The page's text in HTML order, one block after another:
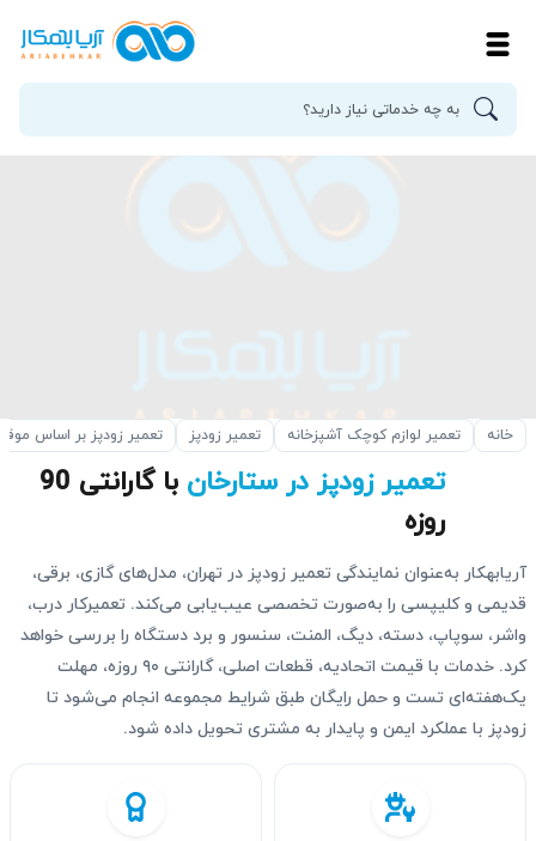
خانه تعمیر لوازم کوچک آشپزخانه تعمیر زودپز تعمیر زودپز بر اساس
تعمیر زودپز در ستارخان
با گارانتی 90
روزه
آریابهکار به‌عنوان نمایندگی تعمیر زودپز در تهران، مدل‌های گازی، برقی،
قدیمی و کلیپسی را به‌صورت تخصصی عیب‌یابی می‌کند. تعمیرکار درب،
واشر، سوپاپ، دسته، دیگ، المنت، سنسور و برد دستگاه را بررسی خواهد
کرد. خدمات با قیمت اتحادیه، قطعات اصلی، گارانتی ۹۰ روزه، مهلت
یک‌هفته‌ای تست و حمل رایگان طبق شرایط مجموعه انجام می‌شود تا
زودپز با عملکرد ایمن و پایدار به مشتری تحویل داده شود.